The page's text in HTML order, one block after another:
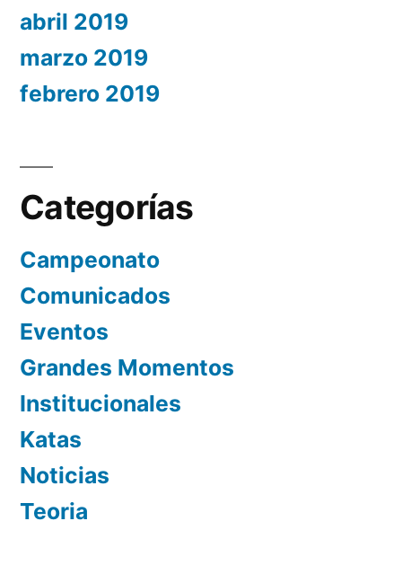
abril 2019
marzo 2019
febrero 2019
Categorías
Campeonato
Comunicados
Eventos
Grandes Momentos
Institucionales
Katas
Noticias
Teoria